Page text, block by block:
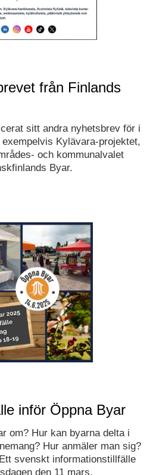
från Finlands
sitt andra nyhetsbrev för i
Kylävara-projektet,
och kommunalvalet
Byar.
inför Öppna Byar
om? Hur kan byarna delta i
Hur anmäler man sig?
svenskt informationstillfälle
den 11 mars.